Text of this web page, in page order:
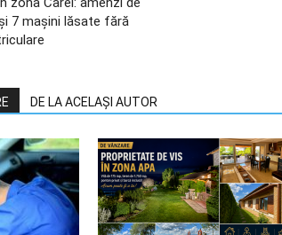
7 mașini lăsate fără
DE LA ACELAȘI AUTOR